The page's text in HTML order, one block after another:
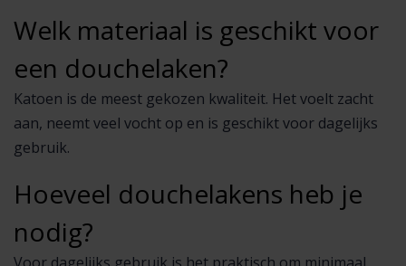
Welk materiaal is geschikt voor
een douchelaken?
Katoen is de meest gekozen kwaliteit. Het voelt zacht
aan, neemt veel vocht op en is geschikt voor dagelijks
gebruik.
Hoeveel douchelakens heb je
nodig?